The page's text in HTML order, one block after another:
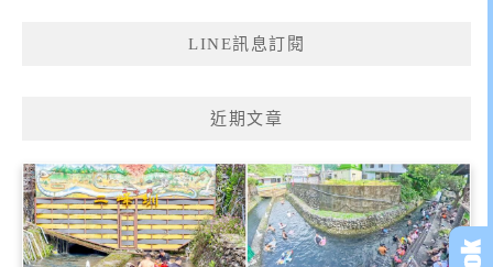
LINE訊息訂閱
近期文章